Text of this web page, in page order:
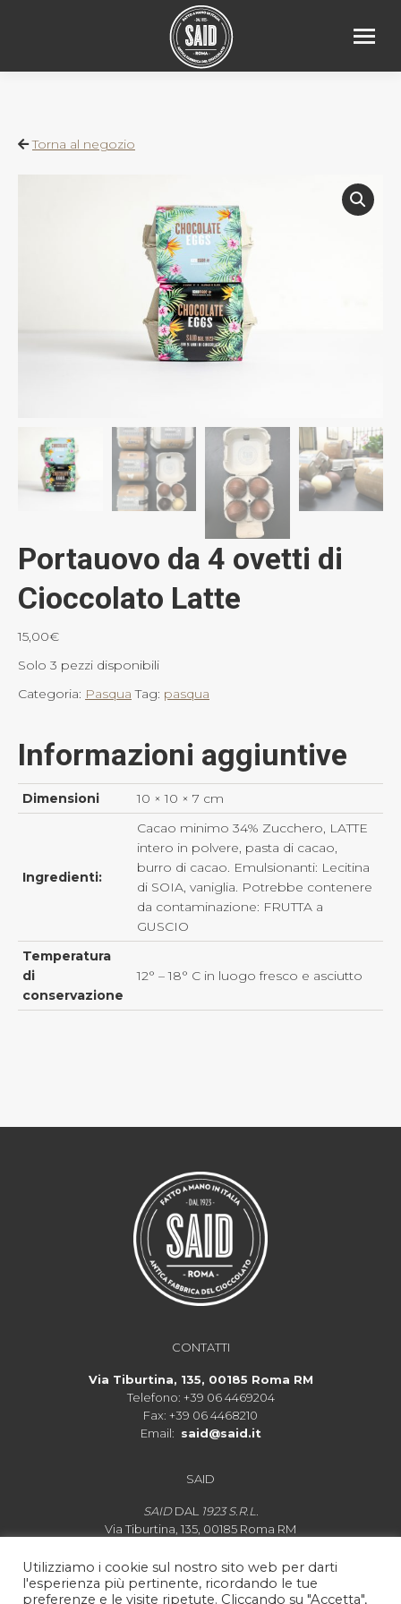
Torna al negozio
Portauovo da 4 ovetti di
Cioccolato Latte
15,00€
Solo 3 pezzi disponibili
Categoria: Pasqua Tag: pasqua
Informazioni aggiuntive
Dimensioni 10 × 10 × 7 cm
Ingredienti:
Cacao minimo 34% Zucchero, LATTE
intero in polvere, pasta di cacao,
burro di cacao. Emulsionanti: Lecitina
di SOIA, vaniglia. Potrebbe contenere
da contaminazione: FRUTTA a
GUSCIO
Temperatura
di
conservazione
12° – 18° C in luogo fresco e asciutto
CONTATTI
Via Tiburtina, 135, 00185 Roma RM
Telefono: +39 06 4469204
Fax: +39 06 4468210
Email: said@said.it
SAID
SAIDDAL 1923 S.R.L.
Via Tiburtina, 135, 00185 Roma RM
Lospaccio di cioccolatarimarrà aperto dal martedì alla
domenica dalle ore 10:00 alle ore 20:00.
Utilizziamo i cookie sul nostro sito web per darti
l'esperienza più pertinente, ricordando le tue
preferenze e le visite ripetute. Cliccando su "Accetta",